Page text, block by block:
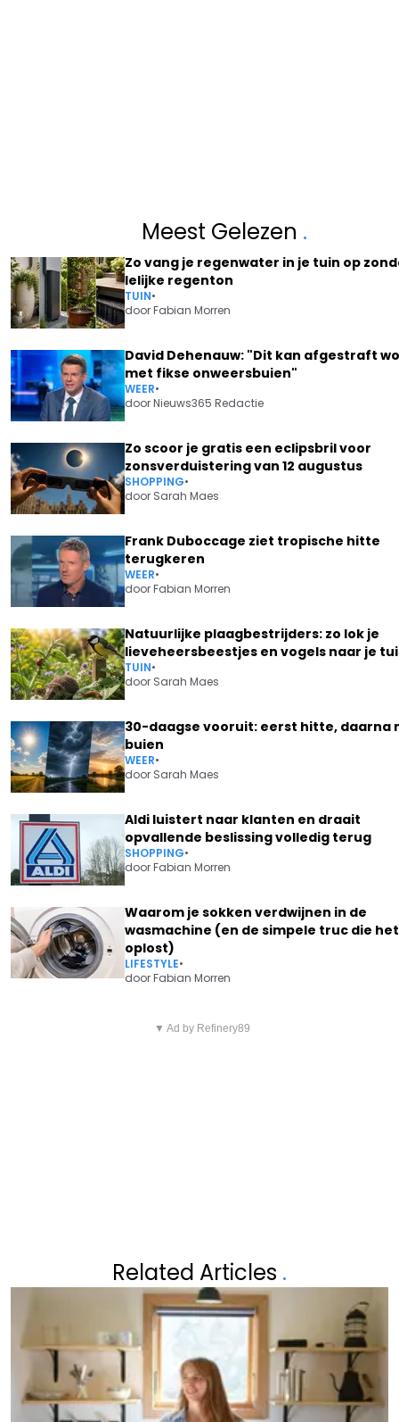
Meest Gelezen .
Zo vang je regenwater in je tuin op
lelijke regenton
TUIN•
doorFabian Morren
David Dehenauw: "Dit kan afgestraft
met fikse onweersbuien"
WEER•
doorNieuws365 Redactie
Zo scoor je gratis een eclipsbril voor
zonsverduistering van 12 augustus
SHOPPING•
door Sarah Maes
Frank Duboccage ziet tropische hitte
terugkeren
WEER•
doorFabian Morren
Natuurlijke plaagbestrijders: zo lok je
lieveheersbeestjes en vogels naar je
TUIN•
door Sarah Maes
30-daagse vooruit: eerst hitte, daarna
buien
WEER•
door Sarah Maes
Aldi luistert naar klanten en draait
opvallende beslissing volledig terug
SHOPPING•
doorFabian Morren
Waarom je sokken verdwijnen in de
wasmachine (en de simpele truc die het
oplost)
LIFESTYLE•
doorFabian Morren
"KLEINE CASANOVA": ZOONTJE
▼ Ad by Refinery89
Related Articles .